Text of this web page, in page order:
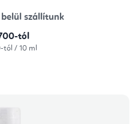
szállítunk
tól
tól / 10 ml